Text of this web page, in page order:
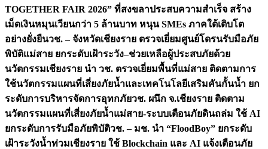
TOGETHER FAIR 2026” ที่สงขลาประสบความสำเร็จ สร้าง
เม็ดเงินหมุนเวียนกว่า 5 ล้านบาท หนุน SMEs ภาคใต้เติบโต
อย่างยั่งยืนวช. – จังหวัดเชียงราย ตรวจเยี่ยมศูนย์โดรนรับมือภัย
พิบัติแม่สาย ยกระดับเฝ้าระวัง–ช่วยเหลือผู้ประสบภัยด้วย
นวัตกรรมเชียงราย นำ วช. ตรวจเยี่ยมพื้นที่แม่สาย ติดตามการ
ใช้นวัตกรรมแผนที่เสี่ยงภัยน้ำและเทคโนโลยีเสริมคันกั้นน้ำ ยก
ระดับการบริหารจัดการอุทกภัยวช. ผนึก จ.เชียงราย ติดตาม
นวัตกรรมแผนที่เสี่ยงภัยน้ำแม่สาย-ระบบเตือนภัยดินถล่ม ใช้ AI
ยกระดับการรับมือภัยพิบัติวช. – มช. นำ “FloodBoy” ยกระดับ
เฝ้าระวังน้ำท่วมเชียงราย ใช้ Blockchain และ AI แจ้งเตือนภัย